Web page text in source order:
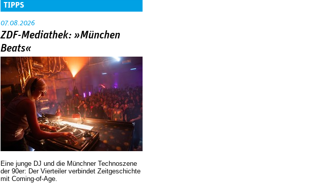
TIPPS
07.08.2026
ZDF-Mediathek: »München
Beats«
Eine junge DJ und die Münchner Technoszene
der 90er: Der Vierteiler verbindet Zeitgeschichte
mit Coming-of-Age.